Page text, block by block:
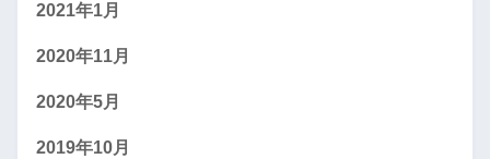
2021年1月
2020年11月
2020年5月
2019年10月